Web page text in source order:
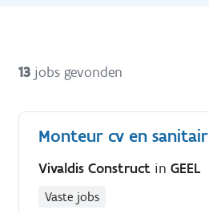
13 jobs gevonden
Monteur cv en sanitair
Vivaldis Construct inGEEL
Vaste jobs